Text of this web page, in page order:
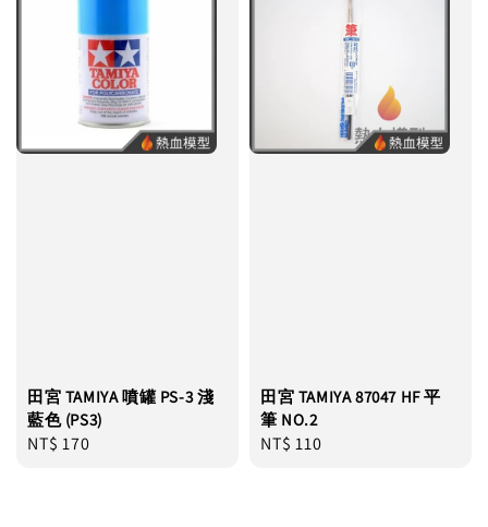
田宮 TAMIYA 噴罐 PS-3 淺
藍色 (PS3)
Regular
NT$ 170
田宮 TAMIYA 87047 HF 平
筆 NO.2
Regular
NT$ 110